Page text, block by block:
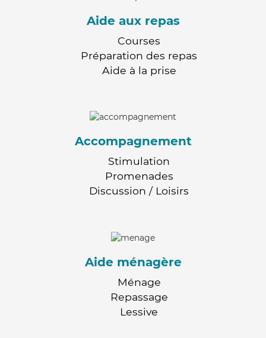
Aide aux repas
Courses
Préparation des repas
Aide à la prise
Accompagnement
Stimulation
Promenades
Discussion / Loisirs
Aide ménagère
Ménage
Repassage
Lessive